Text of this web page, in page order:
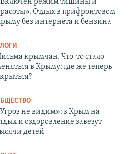
режим тишины и
Отдых в прифронтовом
без интернета и бензина
крымчан. Что-то стало
в Крыму: где же теперь
не видим»: в Крым на
и оздоровление завезут
детей